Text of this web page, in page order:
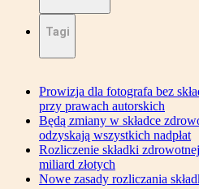
Tagi
Prowizja dla fotografa bez
przy prawach autorskich
Będą zmiany w składce
odzyskają wszystkich nadpłat
Rozliczenie składki
miliard złotych
Nowe zasady rozliczania